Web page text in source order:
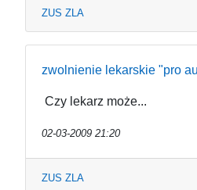
ZUS ZLA
zwolnienie lekarskie "pro
Czy lekarz może...
02-03-2009 21:20
ZUS ZLA